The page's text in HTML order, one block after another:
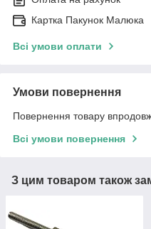
Картка Пакунок Малюка
Всі умови оплати
Умови повернення
Повернення товару
Всі умови повернення
З цим товаром також